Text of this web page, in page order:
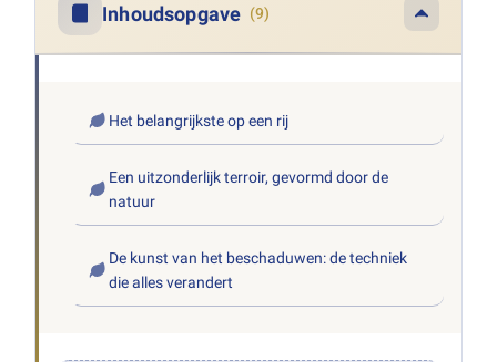
Inhoudsopgave (9)
Het belangrijkste op een rij
Een uitzonderlijk terroir, gevormd door de
natuur
De kunst van het beschaduwen: de techniek
die alles verandert